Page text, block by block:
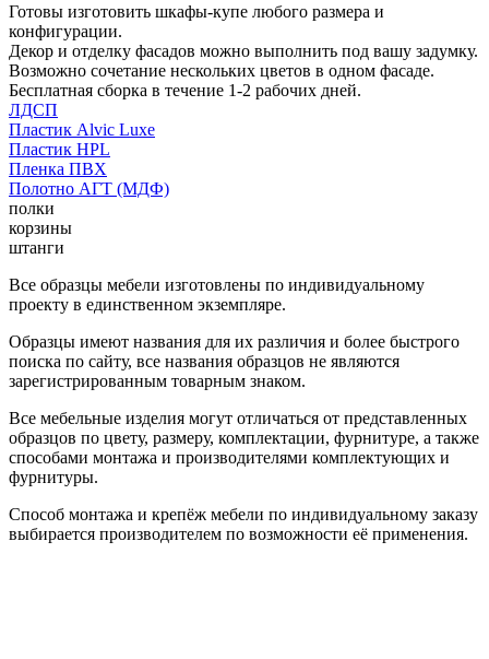
Готовы изготовить шкафы-купе любого размера и
конфигурации.
Декор и отделку фасадов можно выполнить под вашу задумку.
Возможно сочетание нескольких цветов в одном фасаде.
Бесплатная сборка в течение 1-2 рабочих дней.
ЛДСП
Пластик Alvic Luxe
Пластик HPL
Пленка ПВХ
Полотно АГТ (МДФ)
полки
корзины
штанги
Все образцы мебели изготовлены по индивидуальному
проекту в единственном экземпляре.
Образцы имеют названия для их различия и более быстрого
поиска по сайту, все названия образцов не являются
зарегистрированным товарным знаком.
Все мебельные изделия могут отличаться от представленных
образцов по цвету, размеру, комплектации, фурнитуре, а также
способами монтажа и производителями комплектующих и
фурнитуры.
Способ монтажа и крепёж мебели по индивидуальному заказу
выбирается производителем по возможности её применения.